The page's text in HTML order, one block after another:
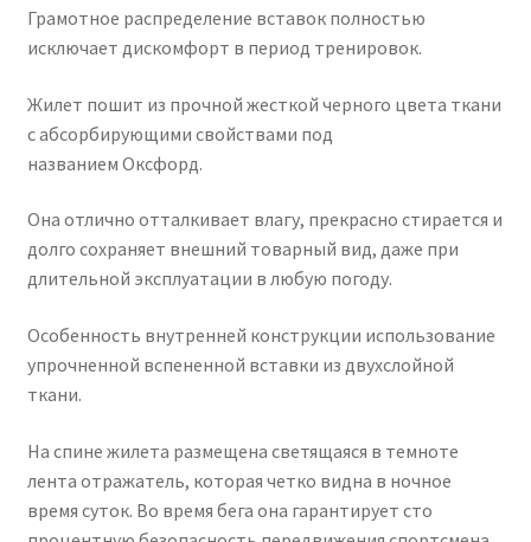
Грамотное распределение вставок полностью
исключает дискомфорт в период тренировок.
Жилет пошит из прочной жесткой черного цвета ткани
с абсорбирующими свойствами под
названием Оксфорд.
Она отлично отталкивает влагу, прекрасно стирается и
долго сохраняет внешний товарный вид, даже при
длительной эксплуатации в любую погоду.
Особенность внутренней конструкции использование
упрочненной вспененной вставки из двухслойной
ткани.
На спине жилета размещена светящаяся в темноте
лента отражатель, которая четко видна в ночное
время суток. Во время бега она гарантирует сто